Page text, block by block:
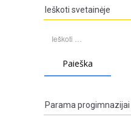
Ieškoti svetainėje
Parama progimnazijai